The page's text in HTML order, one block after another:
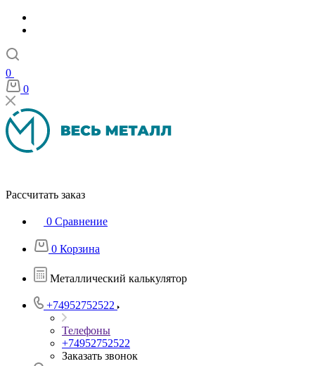
0
0
Рассчитать заказ
0 Сравнение
0 Корзина
Металлический калькулятор
+74952752522
Телефоны
+74952752522
Заказать звонок